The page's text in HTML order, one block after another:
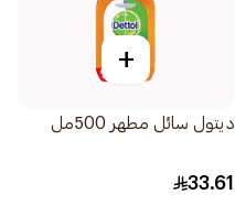
+
ديتول سائل مطهر 500مل
33.61